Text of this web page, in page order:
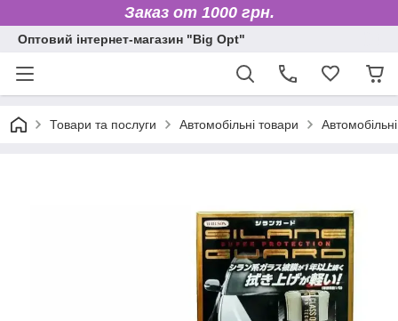
Заказ от 1000 грн.
Оптовий інтернет-магазин "Big Opt"
Товари та послуги Автомобільні товари